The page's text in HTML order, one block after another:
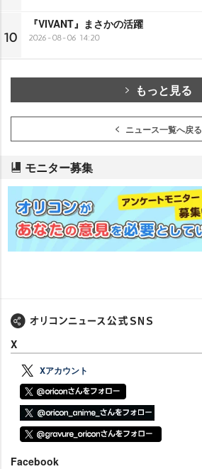
10
『VIVANT』まさかの活躍
2026-08-06 14:20
もっと見る
ニュース一覧へ戻る
モニター募集
X
Xアカウント
Facebook